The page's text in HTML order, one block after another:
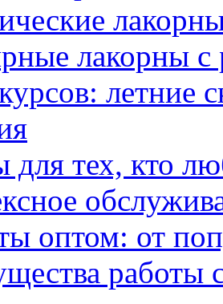
лакорны с
летние
тех, кто
оптом: от
работы